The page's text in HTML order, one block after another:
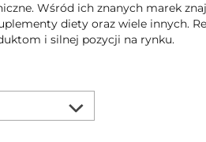
Wśród ich znanych marek
diety oraz wiele innych.
i silnej pozycji na rynku.